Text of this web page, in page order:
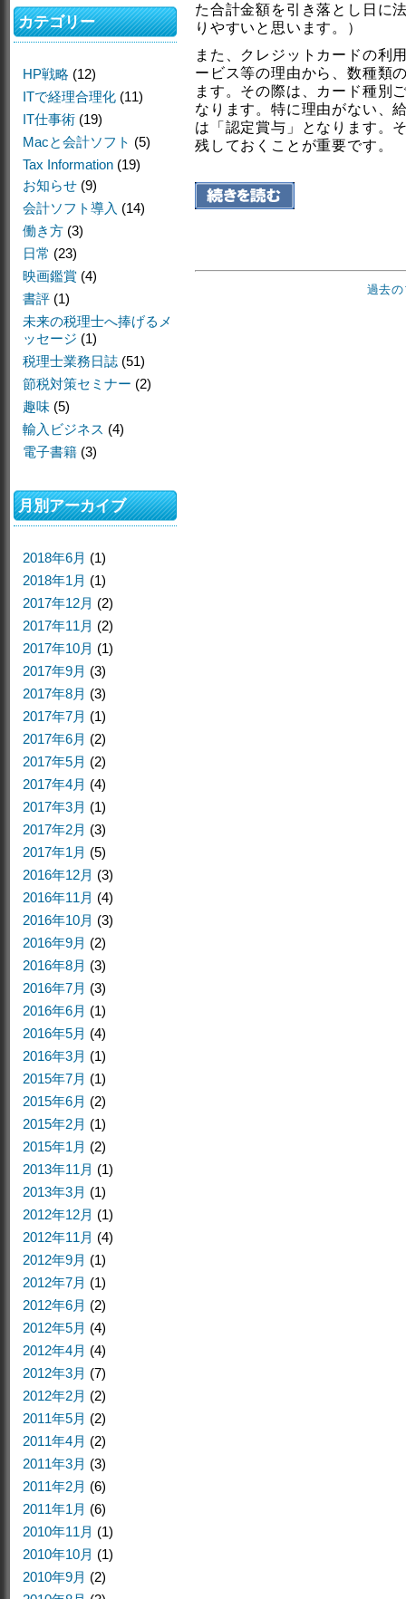
た合計金額を引き落とし日に
りやすいと思います。）
また、クレジットカードの利
ービス等の理由から、数種類
ます。その際は、カード種別
なります。特に理由がない、
は「認定賞与」となります。
残しておくことが重要です。
過去
カテゴリー
HP戦略 (12)
ITで経理合理化 (11)
IT仕事術 (19)
Macと会計ソフト (5)
Tax Information (19)
お知らせ (9)
会計ソフト導入 (14)
働き方 (3)
日常 (23)
映画鑑賞 (4)
書評 (1)
未来の税理士へ捧げるメ
ッセージ (1)
税理士業務日誌 (51)
節税対策セミナー (2)
趣味 (5)
輸入ビジネス (4)
電子書籍 (3)
月別アーカイブ
2018年6月 (1)
2018年1月 (1)
2017年12月 (2)
2017年11月 (2)
2017年10月 (1)
2017年9月 (3)
2017年8月 (3)
2017年7月 (1)
2017年6月 (2)
2017年5月 (2)
2017年4月 (4)
2017年3月 (1)
2017年2月 (3)
2017年1月 (5)
2016年12月 (3)
2016年11月 (4)
2016年10月 (3)
2016年9月 (2)
2016年8月 (3)
2016年7月 (3)
2016年6月 (1)
2016年5月 (4)
2016年3月 (1)
2015年7月 (1)
2015年6月 (2)
2015年2月 (1)
2015年1月 (2)
2013年11月 (1)
2013年3月 (1)
2012年12月 (1)
2012年11月 (4)
2012年9月 (1)
2012年7月 (1)
2012年6月 (2)
2012年5月 (4)
2012年4月 (4)
2012年3月 (7)
2012年2月 (2)
2011年5月 (2)
2011年4月 (2)
2011年3月 (3)
2011年2月 (6)
2011年1月 (6)
2010年11月 (1)
2010年10月 (1)
2010年9月 (2)